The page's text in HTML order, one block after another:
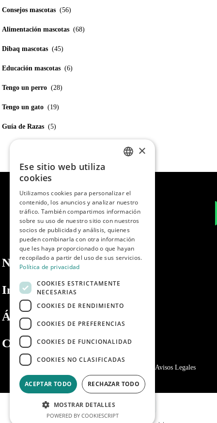
Consejos mascotas (56)
Alimentación mascotas (68)
Dibaq mascotas (45)
Educación mascotas (6)
Tengo un perro (28)
Tengo un gato (19)
Guía de Razas (5)
Nosotros
Información
Área privada
Contacto
Política de privacidad Avisos Legales
PORTUGUESE
×
Ese sitio web utiliza
cookies
Utilizamos cookies para personalizar el
contenido, los anuncios y analizar nuestro
tráfico. También compartimos información
sobre su uso de nuestro sitio con nuestros
socios de publicidad y análisis, quienes
pueden combinarla con otra información
que les haya proporcionado o que hayan
recopilado a partir del uso de sus servicios.
Política de privacidad
COOKIES ESTRICTAMENTE
NECESARIAS
COOKIES DE RENDIMIENTO
COOKIES DE PREFERENCIAS
COOKIES DE FUNCIONALIDAD
COOKIES NO CLASIFICADAS
ACEPTAR TODO RECHAZAR TODO
MOSTRAR DETALLES
POWERED BY COOKIESCRIPT